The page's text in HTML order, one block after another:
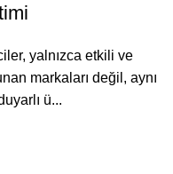
yalnızca etkili ve
markaları değil, aynı
ü...